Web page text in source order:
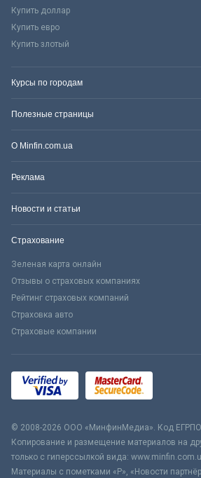
Купить доллар
Купить евро
Купить злотый
Курсы по городам
Полезные страницы
О Minfin.com.ua
Реклама
Новости и статьи
Страхование
Зеленая карта онлайн
Отзывы о страховых компаниях
Рейтинг страховых компаний
Страховка авто
Страховые компании
© 2008-2026 ООО «МинфинМедиа». Код
Копирование и размещение материалов на
только с гиперссылкой вида:
Материалы с пометками «Р», «Новости